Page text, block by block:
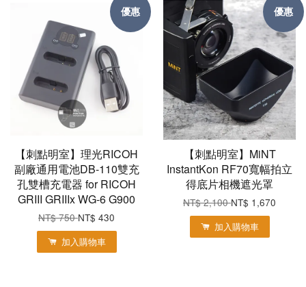
優惠
【刺點明室】理光RICOH
副廠通用電池DB-110雙充
孔雙槽充電器 for RICOH
GRIII GRIIIx WG-6 G900
NT$ 750NT$ 430
加入購物車
優惠
【刺點明室】MiNT
InstantKon RF70寬幅拍立
得底片相機遮光罩
NT$ 2,100NT$ 1,670
加入購物車